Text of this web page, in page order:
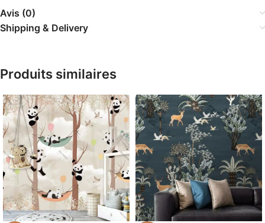
Avis (0)
Shipping & Delivery
Produits similaires